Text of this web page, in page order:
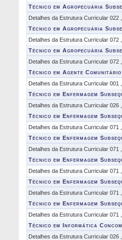
Técnico em Agropecuária
Detalhes da Estrutura Curricular 022
Técnico em Agropecuária
Detalhes da Estrutura Curricular 072
Técnico em Agropecuária
Detalhes da Estrutura Curricular 072
Técnico em Agente
Detalhes da Estrutura Curricular 001
Técnico em Enfermagem
Detalhes da Estrutura Curricular 026
Técnico em Enfermagem
Detalhes da Estrutura Curricular 071
Técnico em Enfermagem
Detalhes da Estrutura Curricular 071
Técnico em Enfermagem
Detalhes da Estrutura Curricular 071
Técnico em Enfermagem
Detalhes da Estrutura Curricular 071
Técnico em Enfermagem
Detalhes da Estrutura Curricular 071
Técnico em Informática
Detalhes da Estrutura Curricular 026